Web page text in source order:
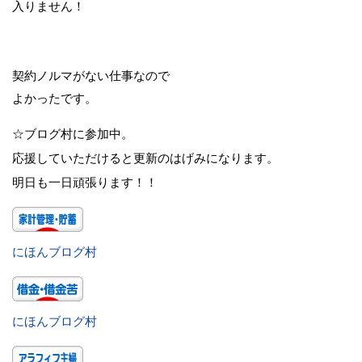
入りません！
契約ノルマがない仕事なので
よかったです。
☆ブログ村に参加中。
応援していただけると更新のはげみになります。
明日も一日頑張ります！！
にほんブログ村
にほんブログ村